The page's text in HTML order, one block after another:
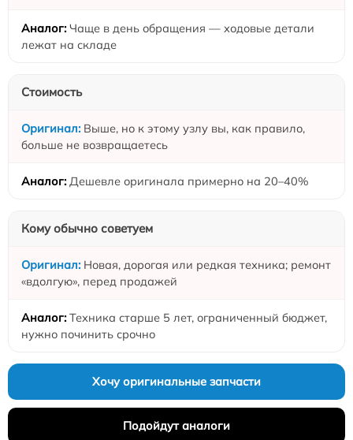
Чаще в день обращения — ходовые детали
лежат на складе
Стоимость
Выше, но к этому узлу вы, как правило,
больше не возвращаетесь
Дешевле оригинала примерно на 20–40%
Кому обычно советуем
Новая, дорогая или редкая техника; ремонт
«вдолгую», перед продажей
Техника старше 5 лет, ограниченный бюджет,
нужно починить срочно
Хочу оригинальные запчасти
Подойдут аналоги